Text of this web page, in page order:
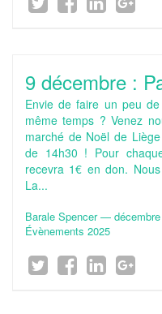
9 décembre :
Envie de faire un peu
même temps ? Venez
marché de Noël de
de 14h30 ! Pour
recevra 1€ en don.
La...
Barale Spencer—
Évènements 2025